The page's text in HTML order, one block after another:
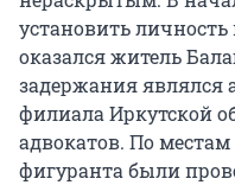
установить
оказался житель
задержания являлся
филиала Иркутской
адвокатов. По
фигуранта были